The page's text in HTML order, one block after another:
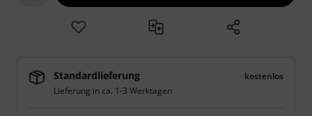
Standardlieferung
kostenlos
Lieferung in ca. 1-3 Werktagen